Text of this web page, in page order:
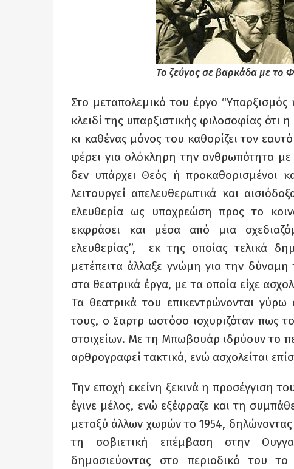
Το ζεύγος σε βαρκάδα με το
Στο μεταπολεμικό του έργο
κλειδί της υπαρξιστικής φιλοσοφίας
κι καθένας μόνος του καθορίζει τον
φέρει για ολόκληρη την ανθρωπότητα
δεν υπάρχει Θεός ή προκαθορισμένοι
λειτουργεί απελευθερωτικά και
ελευθερία ως υποχρεώση προς το
εκφράσει και μέσα από μια
ελευθερίας”, εκ της οποίας τελικά
μετέπειτα άλλαξε γνώμη για την
στα θεατρικά έργα, με τα οποία είχε
Τα θεατρικά του επικεντρώνονται
τους, ο Σαρτρ ωστόσο ισχυριζόταν πως
στοιχείων. Με τη Μπωβουάρ ιδρύουν το
αρθρογραφεί τακτικά, ενώ ασχολείται
Την εποχή εκείνη ξεκινά η προσέγγιση
έγινε μέλος, ενώ εξέφραζε και τη
μεταξύ άλλων χωρών το 1954, δηλώνοντας
τη σοβιετική επέμβαση στην
δημοσιεύοντας στο περιοδικό του